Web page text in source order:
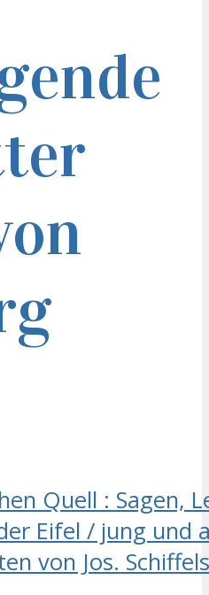
Quell : Sagen,
Eifel / jung und
von Jos.